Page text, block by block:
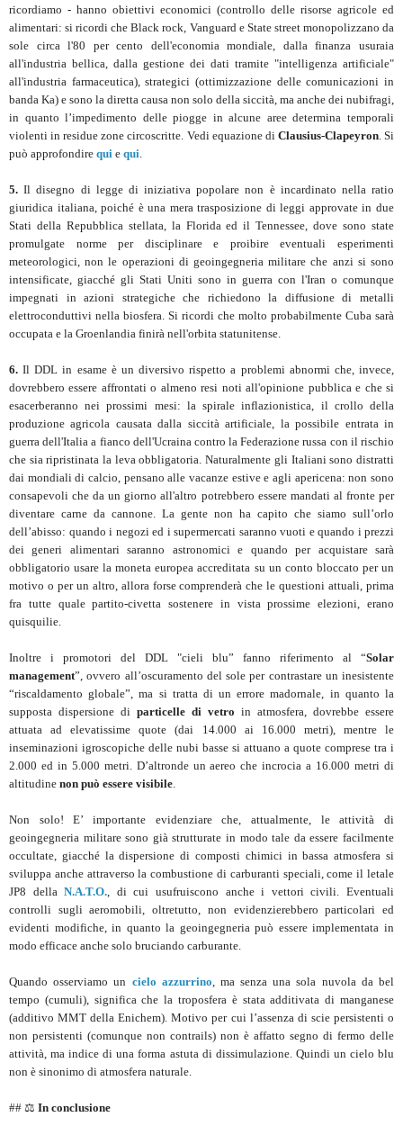
ricordiamo - hanno obiettivi economici (controllo delle risorse agricole ed
alimentari: si ricordi che Black rock, Vanguard e State street monopolizzano da
sole circa l'80 per cento dell'economia mondiale, dalla finanza usuraia
all'industria bellica, dalla gestione dei dati tramite "intelligenza artificiale"
all'industria farmaceutica), strategici (ottimizzazione delle comunicazioni in
banda Ka) e sono la diretta causa non solo della siccità, ma anche dei nubifragi,
in quanto l’impedimento delle piogge in alcune aree determina temporali
violenti in residue zone circoscritte. Vedi equazione di Clausius-Clapeyron. Si
può approfondire qui e qui.
5. Il disegno di legge di iniziativa popolare non è incardinato nella ratio
giuridica italiana, poiché è una mera trasposizione di leggi approvate in due
Stati della Repubblica stellata, la Florida ed il Tennessee, dove sono state
promulgate norme per disciplinare e proibire eventuali esperimenti
meteorologici, non le operazioni di geoingegneria militare che anzi si sono
intensificate, giacché gli Stati Uniti sono in guerra con l'Iran o comunque
impegnati in azioni strategiche che richiedono la diffusione di metalli
elettroconduttivi nella biosfera. Si ricordi che molto probabilmente Cuba sarà
occupata e la Groenlandia finirà nell'orbita statunitense.
6. Il DDL in esame è un diversivo rispetto a problemi abnormi che, invece,
dovrebbero essere affrontati o almeno resi noti all'opinione pubblica e che si
esacerberanno nei prossimi mesi: la spirale inflazionistica, il crollo della
produzione agricola causata dalla siccità artificiale, la possibile entrata in
guerra dell'Italia a fianco dell'Ucraina contro la Federazione russa con il rischio
che sia ripristinata la leva obbligatoria. Naturalmente gli Italiani sono distratti
dai mondiali di calcio, pensano alle vacanze estive e agli apericena: non sono
consapevoli che da un giorno all'altro potrebbero essere mandati al fronte per
diventare carne da cannone. La gente non ha capito che siamo sull’orlo
dell’abisso: quando i negozi ed i supermercati saranno vuoti e quando i prezzi
dei generi alimentari saranno astronomici e quando per acquistare sarà
obbligatorio usare la moneta europea accreditata su un conto bloccato per un
motivo o per un altro, allora forse comprenderà che le questioni attuali, prima
fra tutte quale partito-civetta sostenere in vista prossime elezioni, erano
quisquilie.
Inoltre i promotori del DDL "cieli blu” fanno riferimento al “Solar
management”, ovvero all’oscuramento del sole per contrastare un inesistente
“riscaldamento globale”, ma si tratta di un errore madornale, in quanto la
supposta dispersione di particelle di vetro in atmosfera, dovrebbe essere
attuata ad elevatissime quote (dai 14.000 ai 16.000 metri), mentre le
inseminazioni igroscopiche delle nubi basse si attuano a quote comprese tra i
2.000 ed in 5.000 metri. D’altronde un aereo che incrocia a 16.000 metri di
altitudine non può essere visibile.
Non solo! E’ importante evidenziare che, attualmente, le attività di
geoingegneria militare sono già strutturate in modo tale da essere facilmente
occultate, giacché la dispersione di composti chimici in bassa atmosfera si
sviluppa anche attraverso la combustione di carburanti speciali, come il letale
JP8 dellaN.A.T.O., di cui usufruiscono anche i vettori civili. Eventuali
controlli sugli aeromobili, oltretutto, non evidenzierebbero particolari ed
evidenti modifiche, in quanto la geoingegneria può essere implementata in
modo efficace anche solo bruciando carburante.
Quando osserviamo un cielo azzurrino, ma senza una sola nuvola da bel
tempo (cumuli), significa che la troposfera è stata additivata di manganese
(additivo MMT della Enichem). Motivo per cui l’assenza di scie persistenti o
non persistenti (comunque non contrails) non è affatto segno di fermo delle
attività, ma indice di una forma astuta di dissimulazione. Quindi un cielo blu
non è sinonimo di atmosfera naturale.
## ⚖️ In conclusione